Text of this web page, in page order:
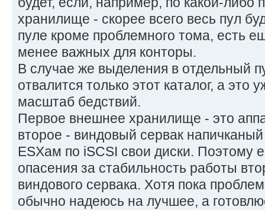
хранилище - скорее всего весь пул
пуле кроме проблемного тома, есть
менее важных для конторы.
В случае же выделения в отдельный
отвалится только этот каталог, а это
масштаб бедствий.
Первое внешнее хранилище - это
второе - виндовый сервак
ESXам по iSCSI свои диски. Поэтому
опасения за стабильность работы
виндового сервака. Хотя пока
обычно надеюсь на лучшее, а